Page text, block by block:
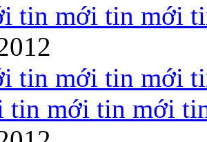
tin mới tin mới
tin mới tin mới
tin mới tin mới